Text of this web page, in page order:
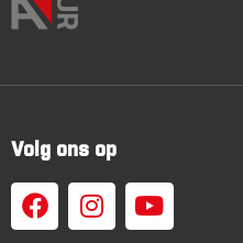
Volg ons op